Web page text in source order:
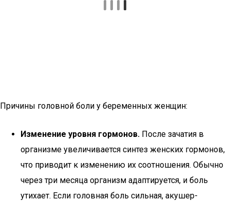
Причины головной боли у беременных женщин:
Изменение уровня гормонов. После зачатия в
организме увеличивается синтез женских гормонов,
что приводит к изменению их соотношения. Обычно
через три месяца организм адаптируется, и боль
утихает. Если головная боль сильная, акушер-